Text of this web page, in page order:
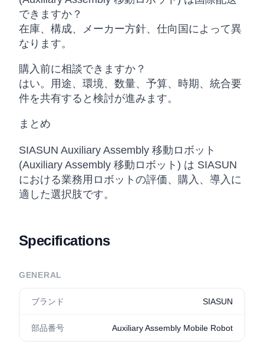
できますか？
在庫、構成、メーカー方針、仕向国によって異
なります。
購入前に相談できますか？
はい。用途、環境、数量、予算、時期、統合要
件を共有すると検討が進みます。
まとめ
SIASUN Auxiliary Assembly 移動ロボット
(Auxiliary Assembly 移動ロボット) は SIASUN
における業務用ロボットの評価、購入、導入に
適した選択肢です。
Specifications
GENERAL
ブランド SIASUN
部品番号 Auxiliary Assembly Mobile Robot